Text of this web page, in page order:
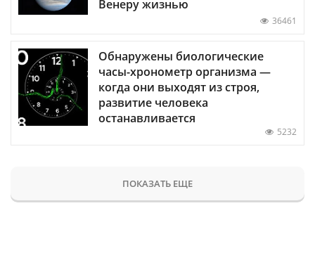
Венеру жизнью
36461
Обнаружены биологические
часы-хронометр организма —
когда они выходят из строя,
развитие человека
останавливается
5232
ПОКАЗАТЬ ЕЩЕ